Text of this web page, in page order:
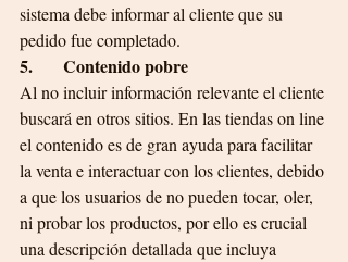
sistema debe informar al cliente que su
pedido fue completado.
5.       Contenido pobre
Al no incluir información relevante el cliente
buscará en otros sitios. En las tiendas on line
el contenido es de gran ayuda para facilitar
la venta e interactuar con los clientes, debido
a que los usuarios de no pueden tocar, oler,
ni probar los productos, por ello es crucial
una descripción detallada que incluya